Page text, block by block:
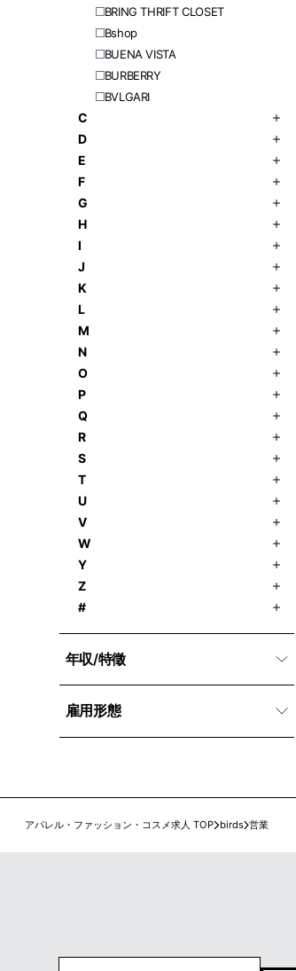
BRING THRIFT CLOSET
Bshop
BUENA VISTA
BURBERRY
BVLGARI
C
D
E
F
G
H
I
J
K
L
M
N
O
P
Q
R
S
T
U
V
W
Y
Z
#
年収/特徵
雇用形態
アパレル・ファッション・コスメ求人 TOP birds 営業